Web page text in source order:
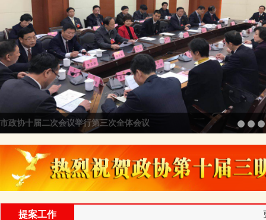
市政协十届12次主席会议召开
提案工作